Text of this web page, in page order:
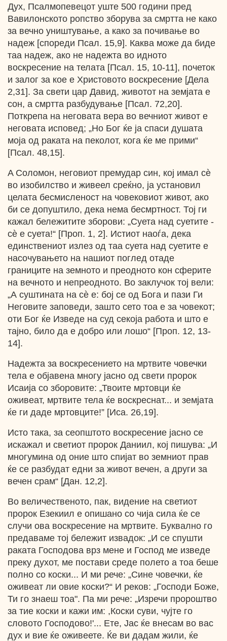
Дух, Псалмопевецот уште 500 години пред
Вавилонското ропство зборува за смртта не како
за вечно уништување, а како за почивање во
надеж [спореди Псал. 15,9]. Каква може да биде
таа надеж, ако не надежта во идното
воскресение на телата [Псал. 15, 10-11], почеток
и залог за кое е Христовото воскресение [Дела
2,31]. За свети цар Давид, животот на земјата е
сон, а смртта разбудување [Псал. 72,20].
Поткрепа на неговата вера во вечниот живот е
неговата исповед; „Но Бог ќе ја спаси душата
моја од раката на пеколот, кога ќе ме прими“
[Псал. 48,15].
A Соломон, неговиот премудар син, кој имал cѐ
во изобилство и живеел среќно, ја установил
целата бесмисленост на човековиот живот, ако
би се допуштило, дека нема бесмртност. Тој ги
кажал бележитите зборови: „Суета над суетите -
сѐ е суета!“ [Проп. 1, 2]. Истиот наоѓа, дека
единствениот излез од таа суета над суетите е
насочувањето на нашиот поглед отаде
границите на земното и преодното кон сферите
на вечното и непреодното. Во заклучок тој вели:
„А суштината на сѐ е: бој се од Бога и пази Ги
Неговите заповеди, зашто сето тоа е за човекот;
оти Бог ќе Изведе на суд секоја работа и што е
тајно, било да е добро или лошо“ [Проп. 12, 13-
14].
Надежта за воскресението на мртвите човечки
тела е објавена многу јасно од свети пророк
Исаија со зборовите: „Твоите мртовци ќе
оживеат, мртвите тела ќе воскреснат... и земјата
ќе ги даде мртовците!” [Иса. 26,19].
Исто така, за сеопштото воскресение јасно се
искажал и светиот пророк Даниил, кој пишува: „И
многумина од оние што спијат во земниот прав
ќе се разбудат едни за живот вечен, а други за
вечен срам“ [Дан. 12,2].
Во величественото, пак, видение на светиот
пророк Езекиил е опишано со чија сила ќе се
случи ова воскресение на мртвите. Буквално го
предаваме тој бележит извадок: „И се спушти
раката Господова врз мене и Господ ме изведе
преку духот, ме постави среде полето а тоа беше
полно со коски... И ми рече: „Сине човечки, ќе
оживеат ли овие коски?“ И реков: „Господи Боже,
Ти го знаеш тоа". Па ми рече: „Изречи пророштво
за тие коски и кажи им: ,Коски суви, чујте го
словото Господово!'... Ете, Јас ќе внесам во вас
дух и вие ќе оживеете. Ќе ви дадам жили, ќе